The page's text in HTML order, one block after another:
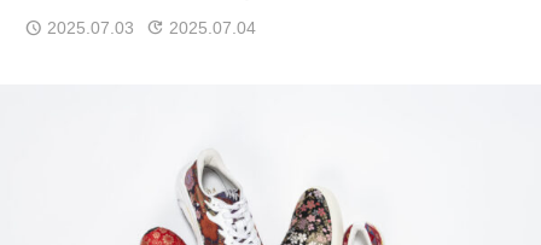
2025.07.03 2025.07.04